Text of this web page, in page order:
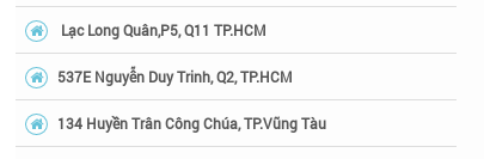
Lạc Long Quân,P5, Q11 TP.HCM
537E Nguyễn Duy Trinh, Q2, TP.HCM
134 Huyền Trân Công Chúa, TP.Vũng Tàu